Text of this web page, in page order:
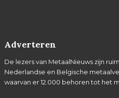
Adverteren
De lezers van MetaalNieuws zijn
Nederlandse en Belgische
waarvan er 12.000 behoren tot het